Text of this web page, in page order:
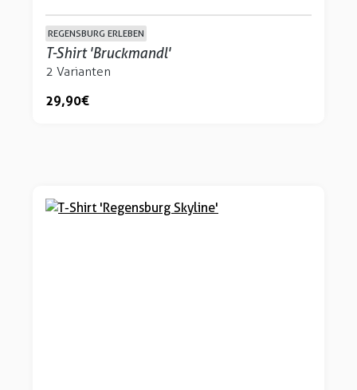
REGENSBURG ERLEBEN
T-Shirt 'Bruckmandl'
2 Varianten
29,90 €